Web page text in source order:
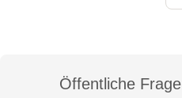
Öffentliche